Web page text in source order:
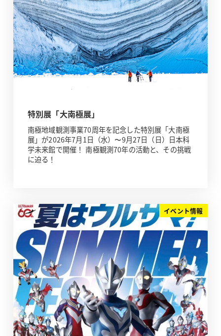
特別展「大南極展」
南極地域観測事業70周年を記念した特別展「大南極
展」が2026年7月1日（水）〜9月27日（日）日本科
学未来館で開催！ 南極観測70年の活動と、その挑戦
に迫る！
イベント情報